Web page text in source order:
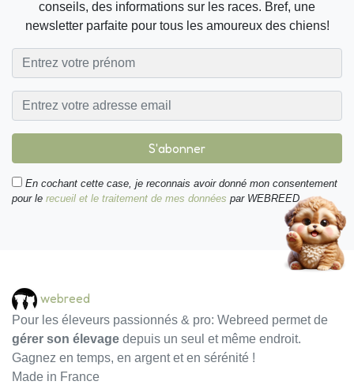
conseils, des informations sur les races. Bref, une
newsletter parfaite pour tous les amoureux des chiens!
S'abonner
En cochant cette case, je reconnais avoir donné mon consentement
pour le recueil et le traitement de mes données par WEBREED.
webreed
Pour les éleveurs passionnés & pro: Webreed permet de
gérer son élevage depuis un seul et même endroit.
Gagnez en temps, en argent et en sérénité !
Made in France